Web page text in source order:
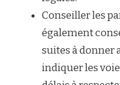
Conseiller les
également
suites à donner
indiquer les